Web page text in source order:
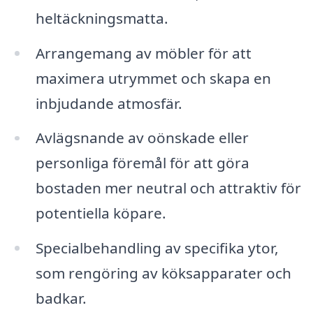
heltäckningsmatta.
Arrangemang av möbler för att
maximera utrymmet och skapa en
inbjudande atmosfär.
Avlägsnande av oönskade eller
personliga föremål för att göra
bostaden mer neutral och attraktiv för
potentiella köpare.
Specialbehandling av specifika ytor,
som rengöring av köksapparater och
badkar.